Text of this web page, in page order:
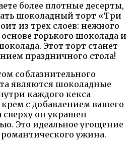
более плотные десерты,
шоколадный торт «Три
из трех слоев: нежного
горького шоколада и
Этот торт станет
праздничного стола!
соблазнительного
являются шоколадные
каждого кекса
с добавлением вашего
он украшен
Это идеальное угощение
ужина.